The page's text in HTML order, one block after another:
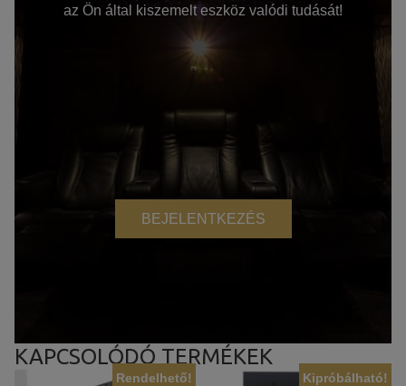
az Ön által kiszemelt eszköz valódi tudását!
BEJELENTKEZÉS
KAPCSOLÓDÓ TERMÉKEK
Rendelhető! Kipróbálható!